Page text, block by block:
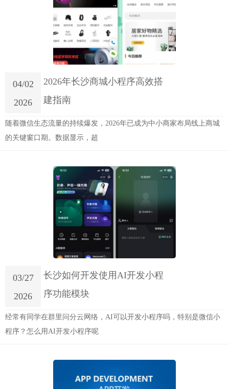
04/02
2026
2026年长沙商城小程序高效搭
建指南
随着微信生态流量的持续爆发，2026年已成为中小商家布局线上商城
的关键窗口期。数据显示，超
03/27
2026
长沙如何开发使用AI开发小程
序功能模块
经常有同学在群里问分云网络，AI可以开发小程序吗，特别是微信小
程序？怎么用AI开发小程序呢